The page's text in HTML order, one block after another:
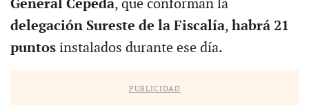
General Cepeda, que conforman la
delegación Sureste de la Fiscalía, habrá 21
puntos instalados durante ese día.
PUBLICIDAD